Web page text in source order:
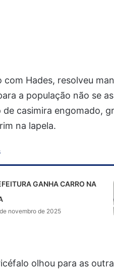
com Hades, resolveu
a população não se
de casimira engomado,
na lapela.
GANHA CARRO NA
novembro de 2025
olhou para as